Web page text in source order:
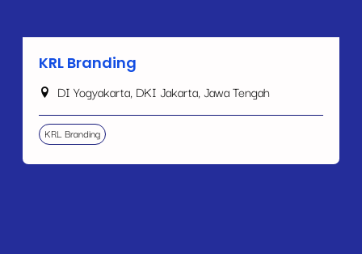
KRL Branding
DI Yogyakarta, DKI Jakarta, Jawa Tengah
KRL Branding